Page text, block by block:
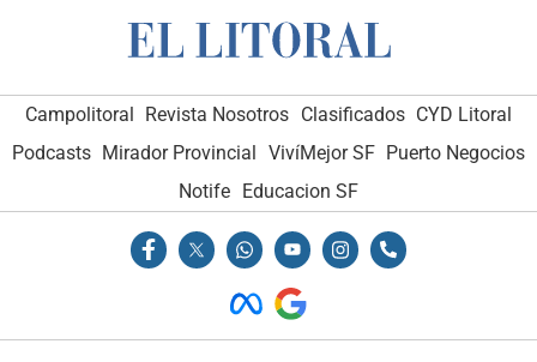
Campolitoral Revista Nosotros Clasificados CYD Litoral
Podcasts Mirador Provincial VivíMejor SF Puerto Negocios
Notife
Educacion SF